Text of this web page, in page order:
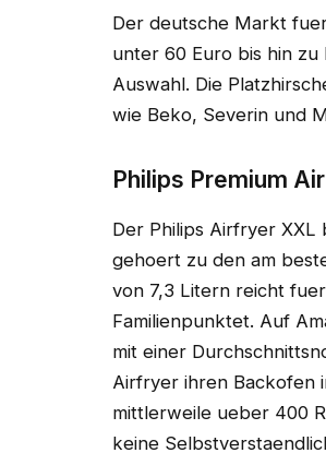
Der deutsche Markt
unter 60 Euro bis hin
Auswahl. Die
wie Beko, Severin und
Philips Premium
Der Philips Airfryer
gehoert zu den am
von 7,3 Litern reicht
Familienpunktet. Auf
mit einer
Airfryer ihren Backofen
mittlerweile ueber 400
keine